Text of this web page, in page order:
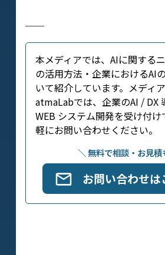
──
本メディアでは、AIに関する
の活用方法・企業におけるAI
いて紹介しています。メディ
atmaLabでは、企業のAI / DX
WEB システム開発を受け付
軽にお問い合わせください。
＼ 無料で相談・お見積
お問い合わせは